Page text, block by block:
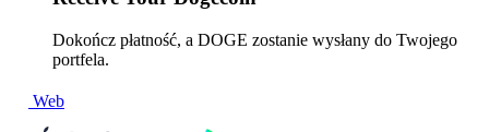
Dokończ płatność, a DOGE zostanie wysłany do Twojego
portfela.
Web